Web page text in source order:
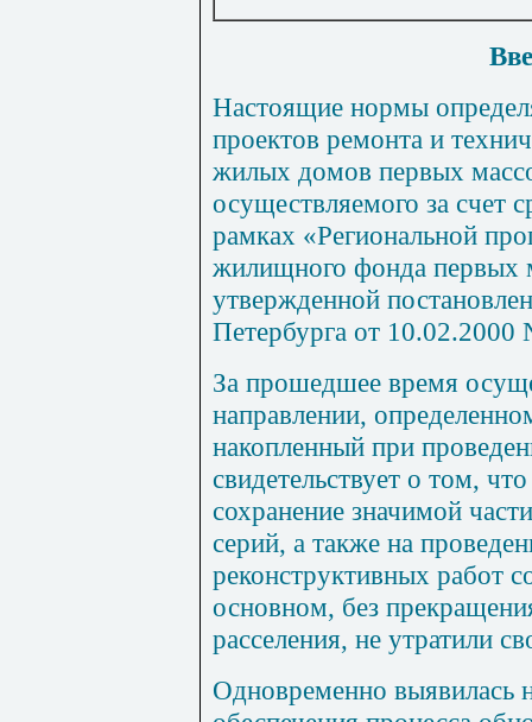
Настоящие нормы
проектов ремонта и
жилых домов первых
осуществляемого за счет
рамках «Региональной
жилищного фонда первых
утвержденной
Петербурга от
За прошедшее время
направлении,
накопленный при
свидетельствует о том,
сохранение значимой
серий, а также на
реконструктивных работ
основном, без
расселения, не утратили
Одновременно выявилась